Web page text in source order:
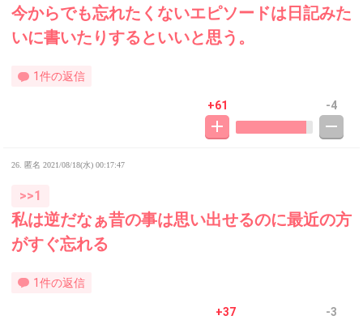
今からでも忘れたくないエピソードは日記みた
いに書いたりするといいと思う。
1件の返信
+61 -4
26. 匿名 2021/08/18(水) 00:17:47
>>1
私は逆だなぁ昔の事は思い出せるのに最近の方
がすぐ忘れる
1件の返信
+37 -3